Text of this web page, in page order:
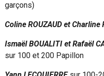
garçons)
Coline ROUZAUD et Charline
Ismaël BOUALITI et Rafaël
sur 100 et 200 Papillon